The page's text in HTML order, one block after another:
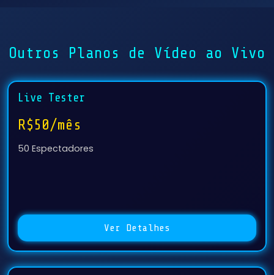
Outros Planos de Vídeo ao Vivo
Live Tester
R$50/mês
50 Espectadores
Ver Detalhes